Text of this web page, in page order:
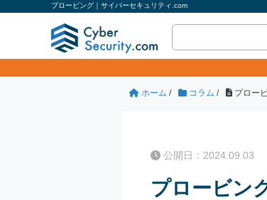
プロービング｜サイバーセキュリティ.com
ホーム / コラム / プロー
公開日：2024.09.03
プロービン